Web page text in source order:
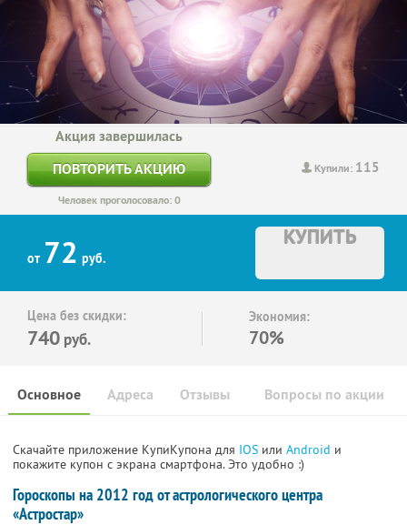
Купили: 115
Акция завершилась
ПОВТОРИТЬ АКЦИЮ
Человек проголосовало: 0
от 72 руб.
КУПИТЬ
Цена без скидки:
740 руб.
Экономия:
70%
Основное Отзывы Вопросы по акции
Адреса
Скачайте приложение КупиКупона для IOS или Android и
покажите купон с экрана смартфона. Это удобно :)
Гороскопы на 2012 год от астрологического центра
«Астростар»